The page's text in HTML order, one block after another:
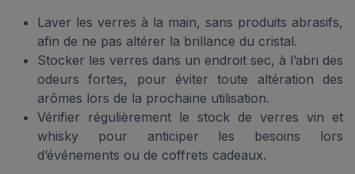
Laver les verres à la main, sans produits abrasifs,
afin de ne pas altérer la brillance du cristal.
Stocker les verres dans un endroit sec, à l’abri des
odeurs fortes, pour éviter toute altération des
arômes lors de la prochaine utilisation.
Vérifier régulièrement le stock de verres vin et
whisky pour anticiper les besoins lors
d’événements ou de coffrets cadeaux.